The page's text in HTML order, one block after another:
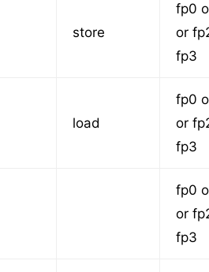
store
fp0
or
fp3
load
fp0
or
fp3
fp0
or
fp3